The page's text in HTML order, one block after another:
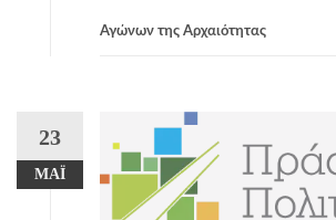
Αγώνων της Αρχαιότητας
23
ΜΆΙ